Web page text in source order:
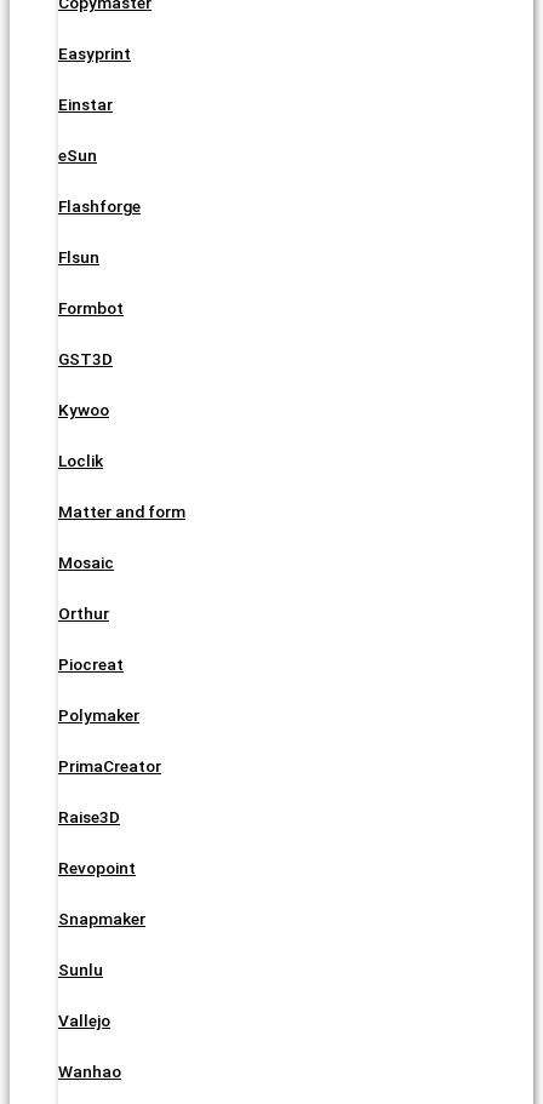
Easyprint
Einstar
eSun
Flashforge
Flsun
Formbot
GST3D
Kywoo
Loclik
Matter and form
Mosaic
Orthur
Piocreat
Polymaker
PrimaCreator
Raise3D
Revopoint
Snapmaker
Sunlu
Vallejo
Wanhao